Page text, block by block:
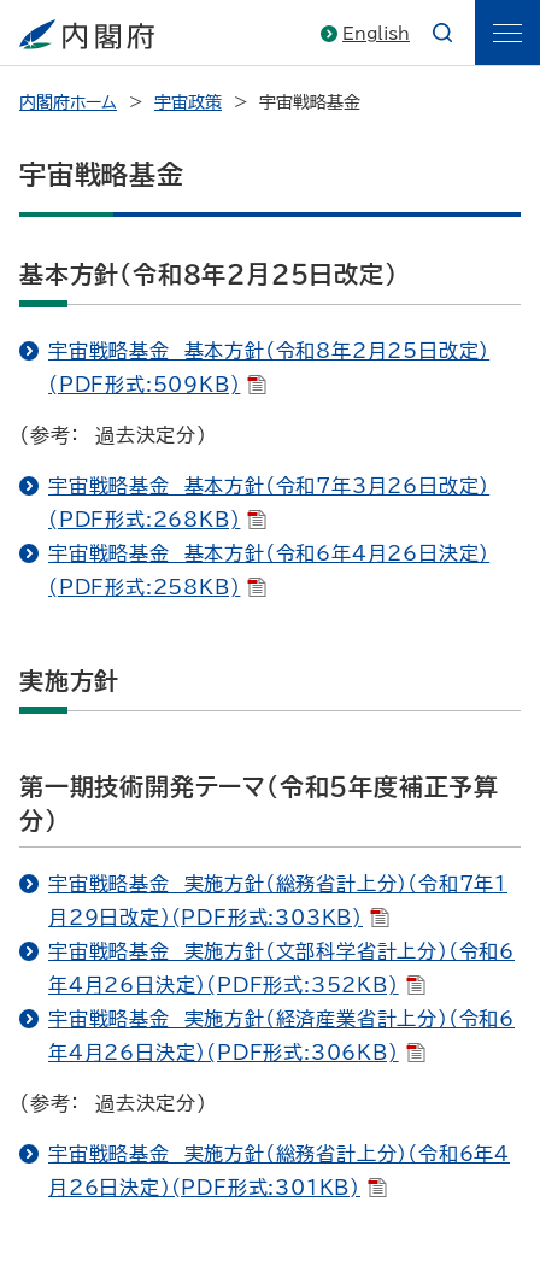
English
内閣府ホーム 宇宙政策 宇宙戦略基金
宇宙戦略基金
基本方針（令和８年２月２５日改定）
宇宙戦略基金 基本方針（令和8年2月25日改定）
(PDF形式:509KB)
（参考： 過去決定分）
宇宙戦略基金 基本方針（令和7年3月26日改定）
(PDF形式:268KB)
宇宙戦略基金 基本方針（令和6年4月26日決定）
(PDF形式:258KB)
実施方針
第一期技術開発テーマ（令和５年度補正予算
分）
宇宙戦略基金 実施方針（総務省計上分）（令和7年1
月29日改定）(PDF形式:303KB)
宇宙戦略基金 実施方針（文部科学省計上分）（令和6
年4月26日決定）(PDF形式:352KB)
宇宙戦略基金 実施方針（経済産業省計上分）（令和6
年4月26日決定）(PDF形式:306KB)
（参考： 過去決定分）
宇宙戦略基金 実施方針（総務省計上分）（令和6年4
月26日決定）(PDF形式:301KB)